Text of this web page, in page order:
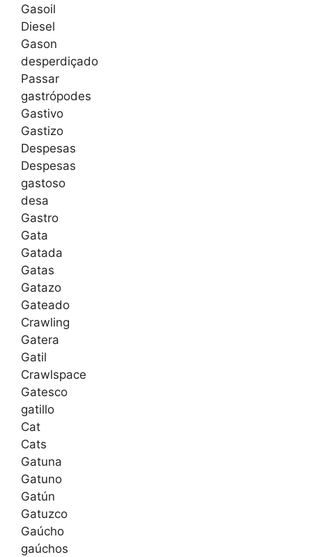
Gasoil
Diesel
Gason
desperdiçado
Passar
gastrópodes
Gastivo
Gastizo
Despesas
Despesas
gastoso
desa
Gastro
Gata
Gatada
Gatas
Gatazo
Gateado
Crawling
Gatera
Gatil
Crawlspace
Gatesco
gatillo
Cat
Cats
Gatuna
Gatuno
Gatún
Gatuzco
Gaúcho
gaúchos